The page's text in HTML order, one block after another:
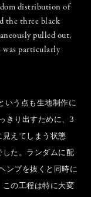
distribution of
the three black
pulled out,
was particularly
いう点も生地制作に
きり出すために、3
えてしまう状態
た。ランダムに配
ンプを抜くと同時に
の工程は特に大変